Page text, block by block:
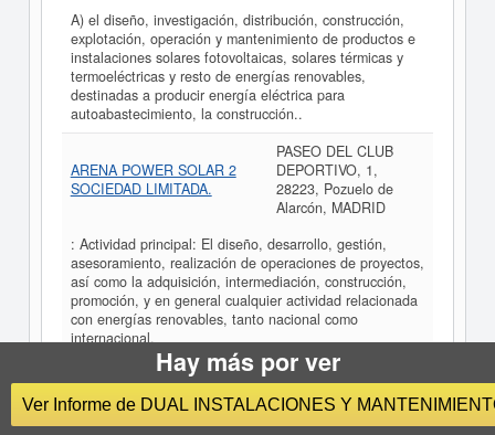
A) el diseño, investigación, distribución, construcción,
explotación, operación y mantenimiento de productos e
instalaciones solares fotovoltaicas, solares térmicas y
termoeléctricas y resto de energías renovables,
destinadas a producir energía eléctrica para
autoabastecimiento, la construcción..
ARENA POWER SOLAR 2
SOCIEDAD LIMITADA.
PASEO DEL CLUB
DEPORTIVO, 1,
28223, Pozuelo de
Alarcón, MADRID
: Actividad principal: El diseño, desarrollo, gestión,
asesoramiento, realización de operaciones de proyectos,
así como la adquisición, intermediación, construcción,
promoción, y en general cualquier actividad relacionada
con energías renovables, tanto nacional como
internacional,
ECOPOWER SYSTEMS SL
(EXTINGUIDA)
CALLE MALAQUITA,
41, 28224, Pozuelo de
Alarcón, MADRID
Hay más por ver
Ver Informe de DUAL INSTALACIONES Y